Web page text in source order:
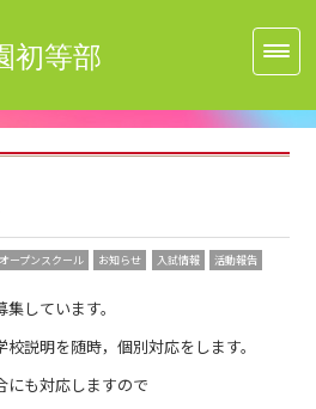
初等部
オープンスクール お知らせ 入試情報 活動報告
しています。
説明を随時，個別対応をします。
にも対応しますので